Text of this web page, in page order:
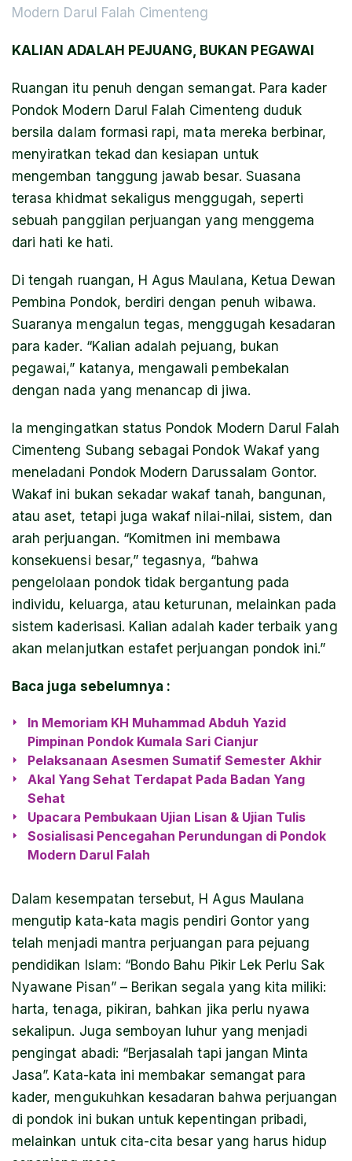
Modern Darul Falah Cimenteng
KALIAN ADALAH PEJUANG, BUKAN PEGAWAI
Ruangan itu penuh dengan semangat. Para kader
Pondok Modern Darul Falah Cimenteng duduk
bersila dalam formasi rapi, mata mereka berbinar,
menyiratkan tekad dan kesiapan untuk
mengemban tanggung jawab besar. Suasana
terasa khidmat sekaligus menggugah, seperti
sebuah panggilan perjuangan yang menggema
dari hati ke hati.
Di tengah ruangan, H Agus Maulana, Ketua Dewan
Pembina Pondok, berdiri dengan penuh wibawa.
Suaranya mengalun tegas, menggugah kesadaran
para kader. “Kalian adalah pejuang, bukan
pegawai,” katanya, mengawali pembekalan
dengan nada yang menancap di jiwa.
Ia mengingatkan status Pondok Modern Darul Falah
Cimenteng Subang sebagai Pondok Wakaf yang
meneladani Pondok Modern Darussalam Gontor.
Wakaf ini bukan sekadar wakaf tanah, bangunan,
atau aset, tetapi juga wakaf nilai-nilai, sistem, dan
arah perjuangan. “Komitmen ini membawa
konsekuensi besar,” tegasnya, “bahwa
pengelolaan pondok tidak bergantung pada
individu, keluarga, atau keturunan, melainkan pada
sistem kaderisasi. Kalian adalah kader terbaik yang
akan melanjutkan estafet perjuangan pondok ini.”
Baca juga sebelumnya :
In Memoriam KH Muhammad Abduh Yazid
Pimpinan Pondok Kumala Sari Cianjur
Pelaksanaan Asesmen Sumatif Semester Akhir
Akal Yang Sehat Terdapat Pada Badan Yang
Sehat
Upacara Pembukaan Ujian Lisan & Ujian Tulis
Sosialisasi Pencegahan Perundungan di Pondok
Modern Darul Falah
Dalam kesempatan tersebut, H Agus Maulana
mengutip kata-kata magis pendiri Gontor yang
telah menjadi mantra perjuangan para pejuang
pendidikan Islam: “Bondo Bahu Pikir Lek Perlu Sak
Nyawane Pisan” – Berikan segala yang kita miliki:
harta, tenaga, pikiran, bahkan jika perlu nyawa
sekalipun. Juga semboyan luhur yang menjadi
pengingat abadi: “Berjasalah tapi jangan Minta
Jasa”. Kata-kata ini membakar semangat para
kader, mengukuhkan kesadaran bahwa perjuangan
di pondok ini bukan untuk kepentingan pribadi,
melainkan untuk cita-cita besar yang harus hidup